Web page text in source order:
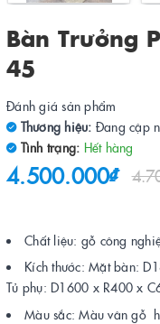
Bàn Trưởng
45
Đánh giá sản phẩm
Thương hiệu: Đang cập
Tình trạng: Hết hàng
4.500.000₫
Chất liệu: gỗ công
Kích thước: Mặt bàn:
Tủ phụ: D1600 x R400 x
Màu sắc: Màu vân gỗ